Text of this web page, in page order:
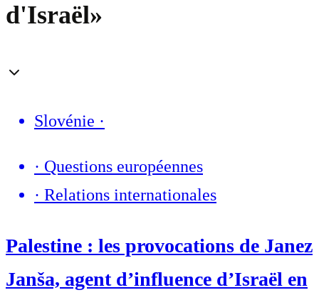
d'Israël»
Slovénie ·
· Questions européennes
· Relations internationales
Palestine : les provocations de Janez
Janša, agent d’influence d’Israël en